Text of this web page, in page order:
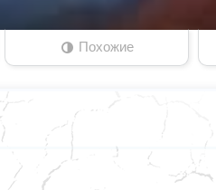
Похожие